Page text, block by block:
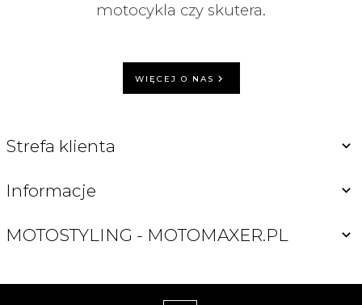
motocykla czy skutera.
WIĘCEJ O NAS
Strefa klienta
Informacje
MOTOSTYLING - MOTOMAXER.PL